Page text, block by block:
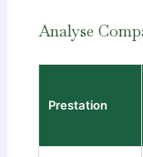
Analyse
Prestation